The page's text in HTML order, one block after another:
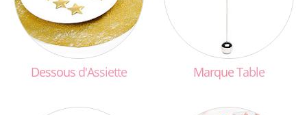
Dessous d'Assiette MarqueTable